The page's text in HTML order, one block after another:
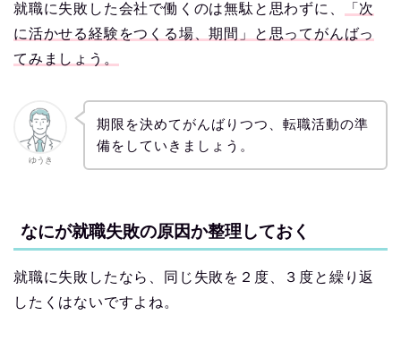
就職に失敗した会社で働くのは無駄と思わずに、
「次
に活かせる経験をつくる場、期間」と思ってがんばっ
てみましょう。
ゆうき
期限を決めてがんばりつつ、転職活動の準
備をしていきましょう。
なにが就職失敗の原因か整理しておく
就職に失敗したなら、同じ失敗を２度、３度と繰り返
したくはないですよね。